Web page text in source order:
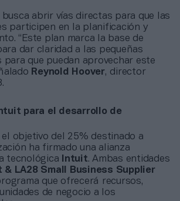
busca abrir vías directas para que las
participen en la planificación y
“Este plan marca la base de
dar claridad a las pequeñas
para que puedan aprovechar este
Reynold Hoover, director
para el desarrollo de
el objetivo del 25% destinado a
ha firmado una alianza
tecnológica
Intuit. Ambas entidades
& LA28 Small Business Supplier
que ofrecerá recursos,
de negocio a los